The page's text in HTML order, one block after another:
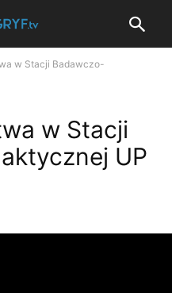
w Stacji Badawczo-
w Stacji
UP